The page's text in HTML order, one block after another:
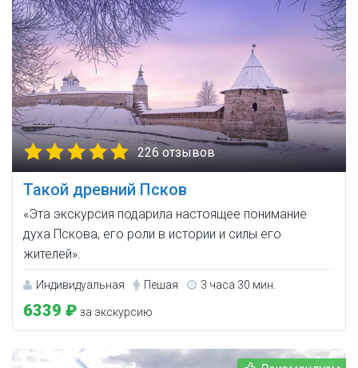
226 отзывов
Такой древний Псков
«Эта экскурсия подарила настоящее понимание
духа Пскова, его роли в истории и силы его
жителей».
Индивидуальная Пешая 3 часа 30 мин.
6339 ₽ за экскурсию